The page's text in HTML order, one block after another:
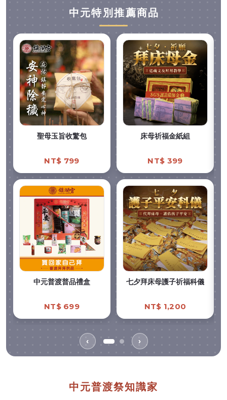
中元特別推薦商品
聖母玉旨收驚包
NT$ 799
床母祈福金紙組
NT$ 399
中元普渡普品禮盒
NT$ 699
七夕拜床母護子祈福科儀
NT$ 1,200
‹ ›
中元普渡祭知識家